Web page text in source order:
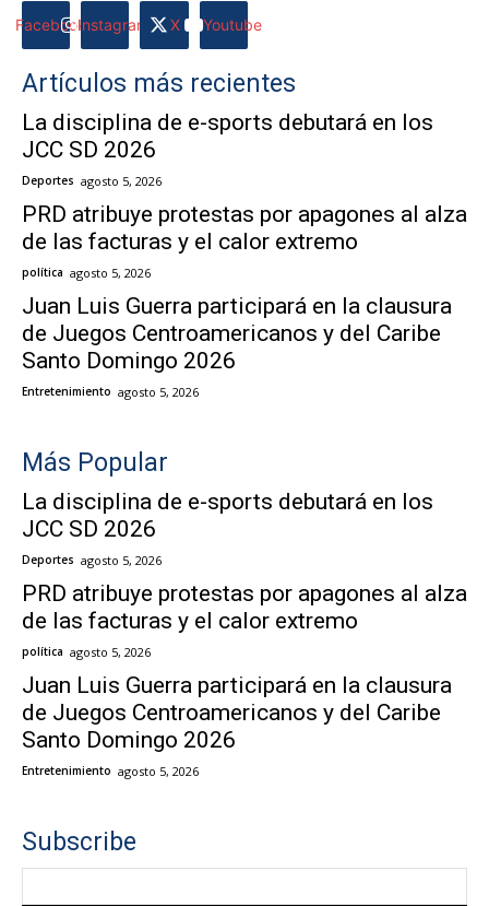
FacebookInstagram X Youtube
Artículos más recientes
La disciplina de e-sports debutará en los
JCC SD 2026
Deportes agosto 5, 2026
PRD atribuye protestas por apagones al alza
de las facturas y el calor extremo
política agosto 5, 2026
Juan Luis Guerra participará en la clausura
de Juegos Centroamericanos y del Caribe
Santo Domingo 2026
Entretenimiento agosto 5, 2026
Más Popular
La disciplina de e-sports debutará en los
JCC SD 2026
Deportes agosto 5, 2026
PRD atribuye protestas por apagones al alza
de las facturas y el calor extremo
política agosto 5, 2026
Juan Luis Guerra participará en la clausura
de Juegos Centroamericanos y del Caribe
Santo Domingo 2026
Entretenimiento agosto 5, 2026
Subscribe